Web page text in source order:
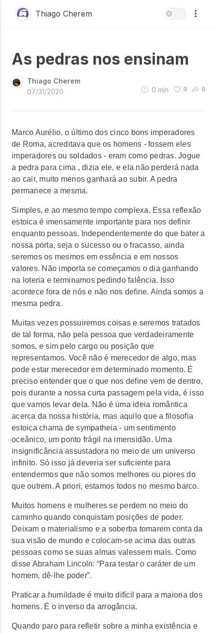
Thiago Cherem
As pedras nos ensinam
Thiago Cherem
07/31/2020
0 min 0 0
Marco Aurélio, o último dos cinco bons imperadores
de Roma, acreditava que os homens - fossem eles
imperadores ou soldados - eram como pedras. Jogue
a pedra para cima , dizia ele, e ela não perderá nada
ao cair, muito menos ganhará ao subir. A pedra
permanece a mesma.
Simples, e ao mesmo tempo complexa. Essa reflexão
estoica é imensamente importante para nos definir
enquanto pessoas. Independentemente do que bater a
nossa porta, seja o sucesso ou o fracasso, ainda
seremos os mesmos em essência e em nossos
valores. Não importa se começamos o dia ganhando
na loteria e terminamos pedindo falência. Isso
acontece fora de nós e não nos define. Ainda somos a
mesma pedra.
Muitas vezes possuiremos coisas e seremos tratados
de tal forma, não pela pessoa que verdadeiramente
somos, e sim pelo cargo ou posição que
representamos. Você não é merecedor de algo, mas
pode estar merecedor em determinado momento. É
preciso entender que o que nos define vem de dentro,
pois durante a nossa curta passagem pela vida, é isso
que vamos levar dela. Não é uma ideia romântica
acerca da nossa história, mas aquilo que a filosofia
estoica chama de sympatheia - um sentimento
oceânico, um ponto frágil na imensidão. Uma
insignificância assustadora no meio de um universo
infinito. Só isso já deveria ser suficiente para
entendermos que não somos melhores ou piores do
que outrem. A priori, estamos todos no mesmo barco.
Muitos homens e mulheres se perdem no meio do
caminho quando conquistam posições de poder.
Deixam o materialismo e a soberba tomarem conta da
sua visão de mundo e colocam-se acima das outras
pessoas como se suas almas valessem mais. Como
disse Abraham Lincoln: “Para testar o caráter de um
homem, dê-lhe poder”.
Praticar a humildade é muito difícil para a maioria dos
homens. É o inverso da arrogância.
Quando paro para refletir sobre a minha existência e